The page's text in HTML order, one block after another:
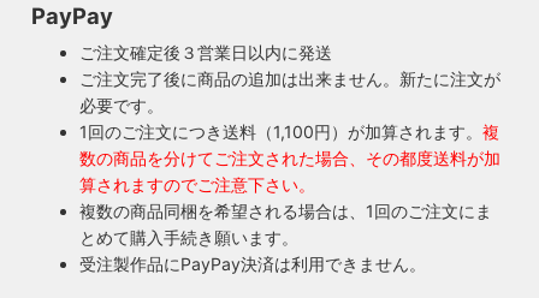
◆もっと詳しく見る
PayPay
ご注文確定後３営業日以内に発送
ご注文完了後に商品の追加は出来ません。新たに注文が
必要です。
1回のご注文につき送料（1,100円）が加算されます。 複
数の商品を分けてご注文された場合、その都度送料が加
算されますのでご注意下さい。
複数の商品同梱を希望される場合は、1回のご注文にま
とめて購入手続き願います。
受注製作品にPayPay決済は利用できません。